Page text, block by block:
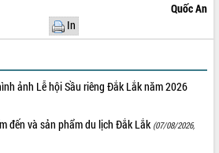
bố
Đắk
Quy
Quốc An
In
ảnh Lễ hội Sầu riêng Đắk Lắk năm 2026
đến và sản phẩm du lịch Đắk Lắk (07/08/2026,